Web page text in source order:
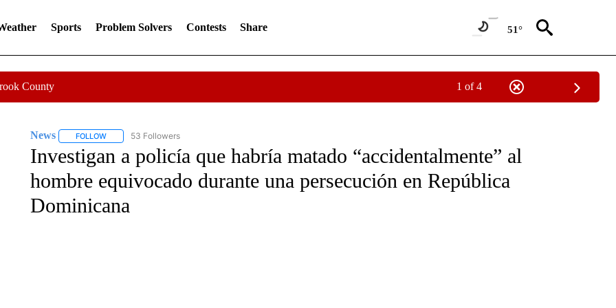
Sports Problem Solvers Contests Share 51°
County 1 of 4
News FOLLOWFOLLOW "NEWS" TO RECEIVE NOTIFICATIONS ABOUT NEW PAGES ON "NEWS".
53 Followers
Investigan a policía que habría matado “accidentalmente” al
hombre equivocado durante una persecución en República
Dominicana